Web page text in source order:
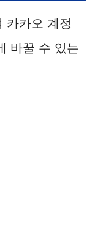
카카오 계정
바꿀 수 있는